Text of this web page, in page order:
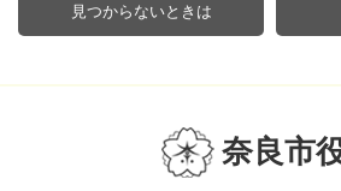
見つからないときは
奈良市